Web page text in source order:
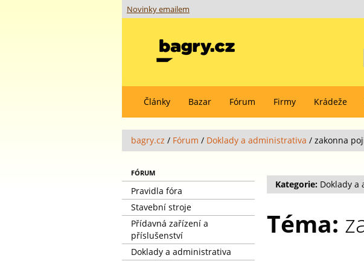
Novinky emailem
Články Bazar Fórum Firmy Krádeže
bagry.cz / Fórum / Doklady a administrativa / zakonna
FÓRUM
Pravidla fóra
Stavební stroje
Přídavná zařízení a
příslušenství
Doklady a administrativa
Kategorie: Doklady a
Téma: